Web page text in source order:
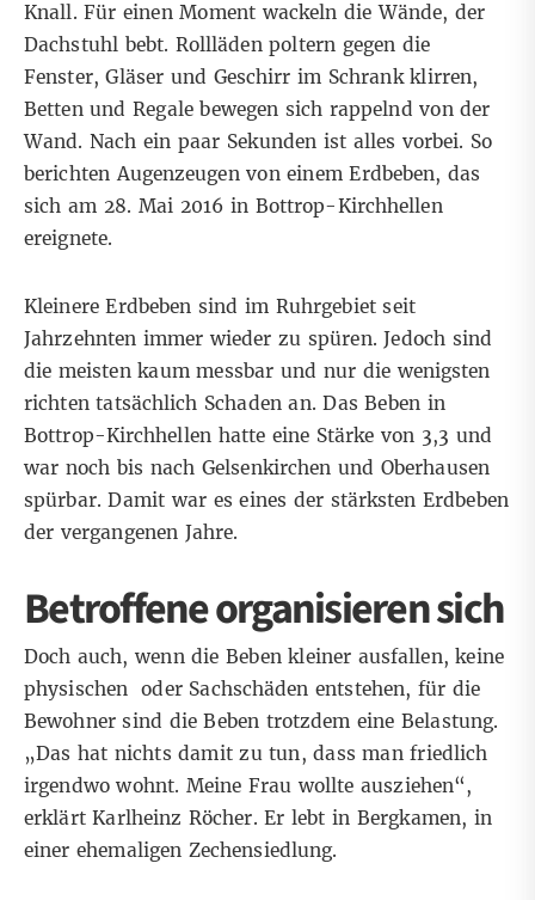
Knall. Für einen Moment wackeln die Wände, der
Dachstuhl bebt. Rollläden poltern gegen die
Fenster, Gläser und Geschirr im Schrank klirren,
Betten und Regale bewegen sich rappelnd von der
Wand. Nach ein paar Sekunden ist alles vorbei. So
berichten Augenzeugen von einem Erdbeben, das
sich am 28. Mai 2016 in Bottrop-Kirchhellen
ereignete.
Kleinere Erdbeben sind im Ruhrgebiet seit
Jahrzehnten immer wieder zu spüren. Jedoch sind
die meisten kaum messbar und nur die wenigsten
richten tatsächlich Schaden an. Das Beben in
Bottrop-Kirchhellen hatte eine Stärke von 3,3 und
war noch bis nach Gelsenkirchen und Oberhausen
spürbar. Damit war es eines der stärksten Erdbeben
der vergangenen Jahre.
Betroffene organisieren sich
Doch auch, wenn die Beben kleiner ausfallen, keine
physischen oder Sachschäden entstehen, für die
Bewohner sind die Beben trotzdem eine Belastung.
„Das hat nichts damit zu tun, dass man friedlich
irgendwo wohnt. Meine Frau wollte ausziehen“,
erklärt Karlheinz Röcher. Er lebt in Bergkamen, in
einer ehemaligen Zechensiedlung.